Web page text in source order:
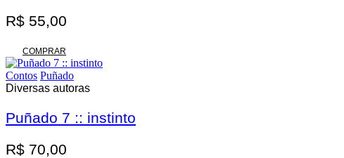
R$ 55,00
COMPRAR
Contos Puñado
Diversas autoras
Puñado 7 :: instinto
R$ 70,00